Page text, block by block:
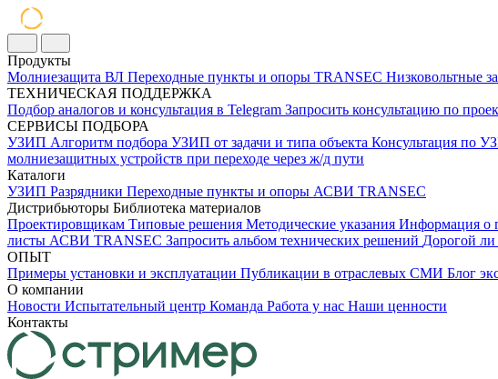
Продукты
Молниезащита ВЛ Переходные пункты и опоры TRANSEC Низковольтные
ТЕХНИЧЕСКАЯ ПОДДЕРЖКА
Подбор аналогов и консультация в Telegram Запросить консультацию по
СЕРВИСЫ ПОДБОРА
УЗИП Алгоритм подбора УЗИП от задачи и типа объекта Консультация по
молниезащитных устройств при переходе через ж/д пути
Каталоги
УЗИП Разрядники Переходные пункты и опоры АСВИ TRANSEC
Дистрибьюторы Библиотека материалов
Проектировщикам Типовые решения Методические указания Информация о
листы АСВИ TRANSEC Запросить альбом технических решений Дорогой
ОПЫТ
Примеры установки и эксплуатации Публикации в отраслевых СМИ Блог
О компании
Новости Испытательный центр Команда Работа у нас Наши ценности
Контакты